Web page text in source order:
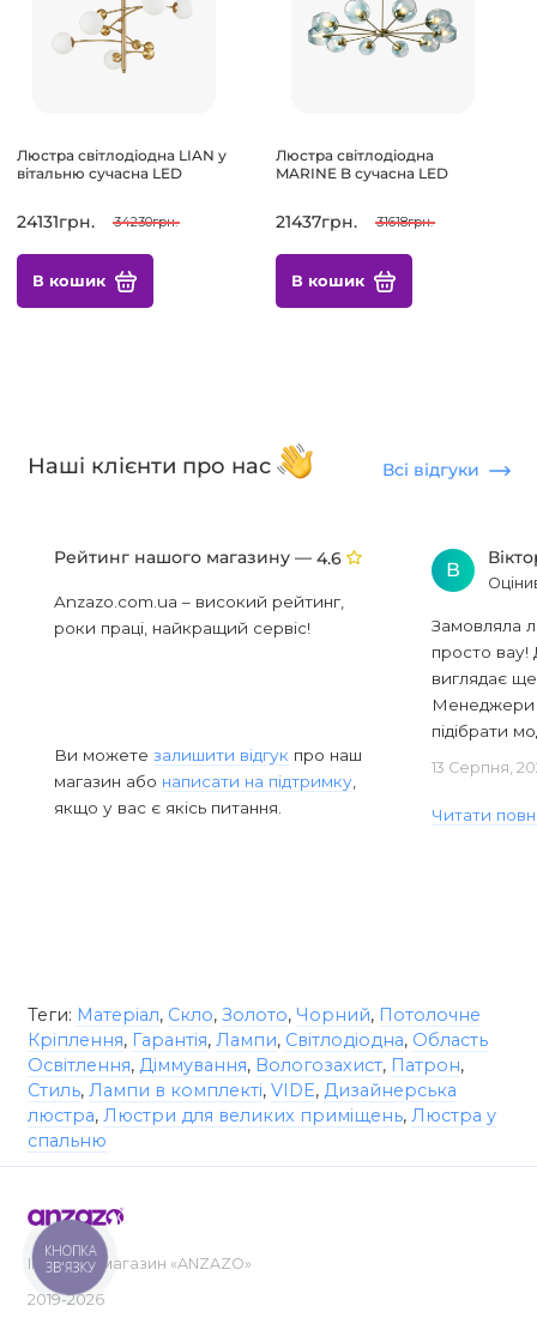
Люстра світлодіодна LIAN у
вітальню сучасна LED
24131грн. 34230грн.
В кошик
Люстра світлодіодна
MARINE B сучасна LED
21437грн. 31618грн.
В кошик
Наші клієнти про нас Всі відгуки
Рейтинг нашого магазину — 4.6
Anzazo.com.ua – високий рейтинг,
роки праці, найкращий сервіс!
Ви можете залишити відгук про наш
магазин або написати на підтримку
якщо у вас є якісь питання.
В
Замовляла
просто вау!
виглядає
Менеджери
підібрати
13 Серпня,
Читати
Теги: Матеріал, Скло, Золото, Чорний, Потолочне
Кріплення, Гарантія, Лампи, Світлодіодна, Область
Освітлення, Діммування, Вологозахист, Патрон,
Стиль, Лампи в комплекті, VIDE, Дизайнерська
люстра, Люстри для великих приміщень, Люстра у
спальню
Інтернет-магазин «ANZAZO»
2019-2026
КНОПКА
ЗВ'ЯЗКУ